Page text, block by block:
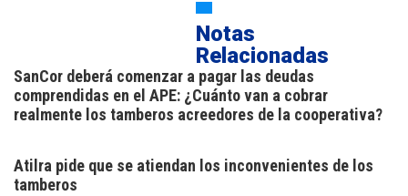
Notas
Relacionadas
SanCor deberá comenzar a pagar las deudas
comprendidas en el APE: ¿Cuánto van a cobrar
realmente los tamberos acreedores de la cooperativa?
Atilra pide que se atiendan los inconvenientes de los
tamberos